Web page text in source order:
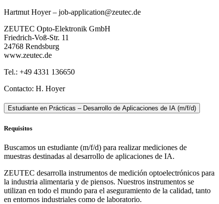
Hartmut Hoyer – job-application@zeutec.de
ZEUTEC Opto-Elektronik GmbH
Friedrich-Voß-Str. 11
24768 Rendsburg
www.zeutec.de
Tel.: +49 4331 136650
Contacto: H. Hoyer
Estudiante en Prácticas – Desarrollo de Aplicaciones de IA (m/f/d)
Requisitos
Buscamos un estudiante (m/f/d) para realizar mediciones de
muestras destinadas al desarrollo de aplicaciones de IA.
ZEUTEC desarrolla instrumentos de medición optoelectrónicos para
la industria alimentaria y de piensos. Nuestros instrumentos se
utilizan en todo el mundo para el aseguramiento de la calidad, tanto
en entornos industriales como de laboratorio.